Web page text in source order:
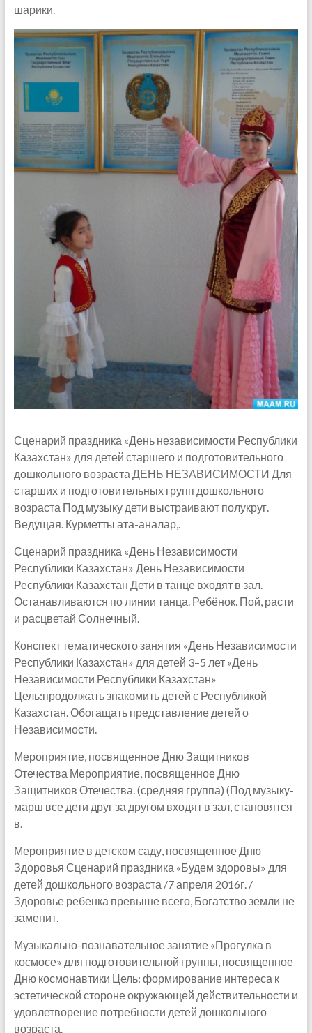
шарики.
Сценарий праздника «День независимости Республики
Казахстан» для детей старшего и подготовительного
дошкольного возраста ДЕНЬ НЕЗАВИСИМОСТИ Для
старших и подготовительных групп дошкольного
возраста Под музыку дети выстраивают полукруг.
Ведущая. Курметты ата-аналар,.
Сценарий праздника «День Независимости
Республики Казахстан» День Независимости
Республики Казахстан Дети в танце входят в зал.
Останавливаются по линии танца. Ребёнок. Пой, расти
и расцветай Солнечный.
Конспект тематического занятия «День Независимости
Республики Казахстан» для детей 3–5 лет «День
Независимости Республики Казахстан»
Цель:продолжать знакомить детей с Республикой
Казахстан. Обогащать представление детей о
Независимости.
Мероприятие, посвященное Дню Защитников
Отечества Мероприятие, посвященное Дню
Защитников Отечества. (средняя группа) (Под музыку-
марш все дети друг за другом входят в зал, становятся
в.
Мероприятие в детском саду, посвященное Дню
Здоровья Сценарий праздника «Будем здоровы» для
детей дошкольного возраста /7 апреля 2016г. /
Здоровье ребенка превыше всего, Богатство земли не
заменит.
Музыкально-познавательное занятие «Прогулка в
космосе» для подготовительной группы, посвященное
Дню космонавтики Цель: формирование интереса к
эстетической стороне окружающей действительности и
удовлетворение потребности детей дошкольного
возраста.